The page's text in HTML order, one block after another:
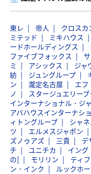
東レ 帝人 クロスカ
ミテッド
ミキハウス
ードホールディングス
ファイブフォックス
ミ
アシックス ジャ
紡
ジュングループ
ン
瀧定名古屋 エフ
ノ
スタージュエリー
インターナショナル・ジ
アバハウスインターナシ
ィトングループ
シャ
ツ
エルメスジャポン
ズノゥアズ
三貴 デ
チ
ユニチカ イング
の]
モリリン
ティ
ン・インク
ルックホ